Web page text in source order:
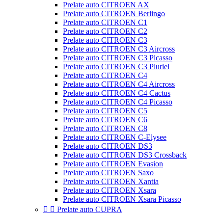
Prelate auto CITROEN AX
Prelate auto CITROEN Berlingo
Prelate auto CITROEN C1
Prelate auto CITROEN C2
Prelate auto CITROEN C3
Prelate auto CITROEN C3 Aircross
Prelate auto CITROEN C3 Picasso
Prelate auto CITROEN C3 Pluriel
Prelate auto CITROEN C4
Prelate auto CITROEN C4 Aircross
Prelate auto CITROEN C4 Cactus
Prelate auto CITROEN C4 Picasso
Prelate auto CITROEN C5
Prelate auto CITROEN C6
Prelate auto CITROEN C8
Prelate auto CITROEN C-Elysee
Prelate auto CITROEN DS3
Prelate auto CITROEN DS3 Crossback
Prelate auto CITROEN Evasion
Prelate auto CITROEN Saxo
Prelate auto CITROEN Xantia
Prelate auto CITROEN Xsara
Prelate auto CITROEN Xsara Picasso
  Prelate auto CUPRA